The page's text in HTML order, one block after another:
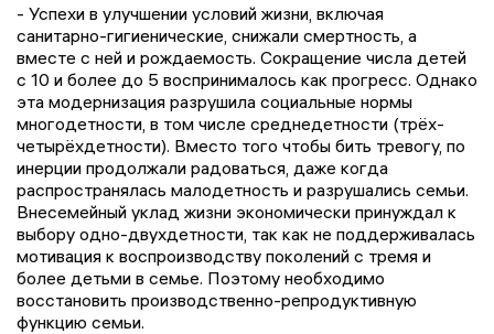
- Успехи в улучшении условий жизни, включая
санитарно-гигиенические, снижали смертность, а
вместе с ней и рождаемость. Сокращение числа детей
с 10 и более до 5 воспринималось как прогресс. Однако
эта модернизация разрушила социальные нормы
многодетности, в том числе среднедетности (трёх-
четырёхдетности). Вместо того чтобы бить тревогу, по
инерции продолжали радоваться, даже когда
распространялась малодетность и разрушались семьи.
Внесемейный уклад жизни экономически принуждал к
выбору одно-двухдетности, так как не поддерживалась
мотивация к воспроизводству поколений с тремя и
более детьми в семье. Поэтому необходимо
восстановить производственно-репродуктивную
функцию семьи.